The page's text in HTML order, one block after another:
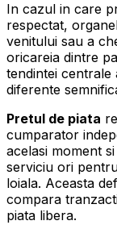
In cazul in care
respectat,
venitului sau a
oricareia dintre
tendintei centrale
diferente
Pretul de piata
cumparator
acelasi moment
serviciu ori
loiala. Aceasta
compara
piata libera.